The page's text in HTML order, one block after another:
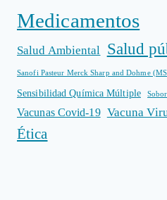
Medicamentos
Salud Ambiental Salud
Sanofi Pasteur Merck Sharp and Dohme
Sensibilidad Química Múltiple
Vacunas Covid-19 Vacuna
Ética